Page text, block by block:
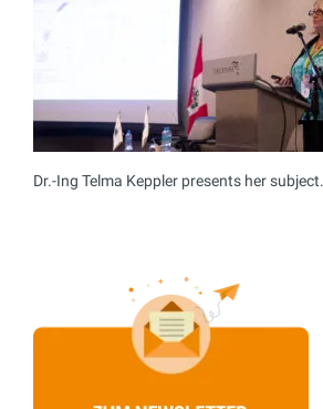
Dr.-Ing Telma Keppler presents her subject.